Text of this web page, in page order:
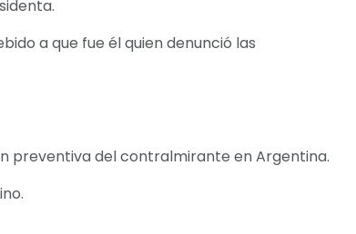
a que fue él quien denunció las
preventiva del contralmirante en Argentina.